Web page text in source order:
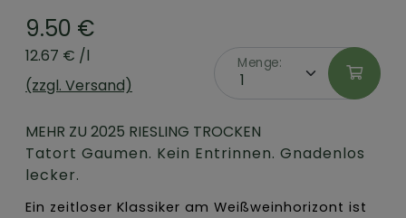
9.50 €
12.67 € /l
(zzgl. Versand)
Menge:
MEHR ZU 2025 RIESLING TROCKEN
Tatort Gaumen. Kein Entrinnen. Gnadenlos
lecker.
Ein zeitloser Klassiker am Weißweinhorizont ist